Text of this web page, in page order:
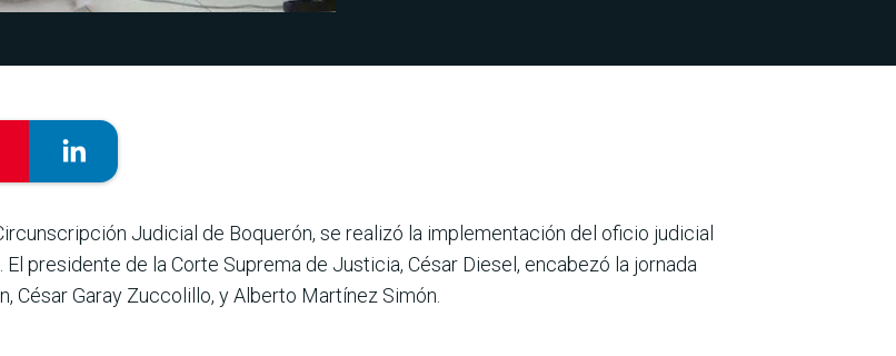
Judicial de Boquerón, se realizó la imple­mentación del oficio judicial
presi­dente de la Corte Suprema de Justicia, César Diesel, enca­bezó la jornada
César Garay Zuc­colillo, y Alberto Martínez Simón.